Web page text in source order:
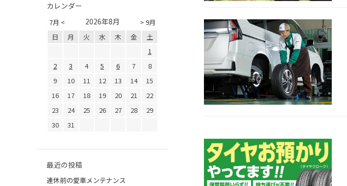
カレンダー
7月 < > 9月
2026年8月
日 月 火 水 木 金
土
1
2
3 4 5 6 7
8
9
10 11 12 13 14
15
16
17 18 19 20 21
22
23
24 25 26 27 28
29
30
31
最近の投稿
連休前の愛車メンテナンス